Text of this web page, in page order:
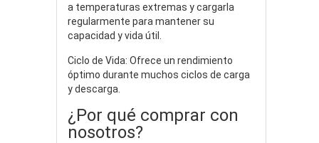
a temperaturas extremas y cargarla
regularmente para mantener su
capacidad y vida útil.
Ciclo de Vida: Ofrece un rendimiento
óptimo durante muchos ciclos de carga
y descarga.
¿Por qué comprar con
nosotros?